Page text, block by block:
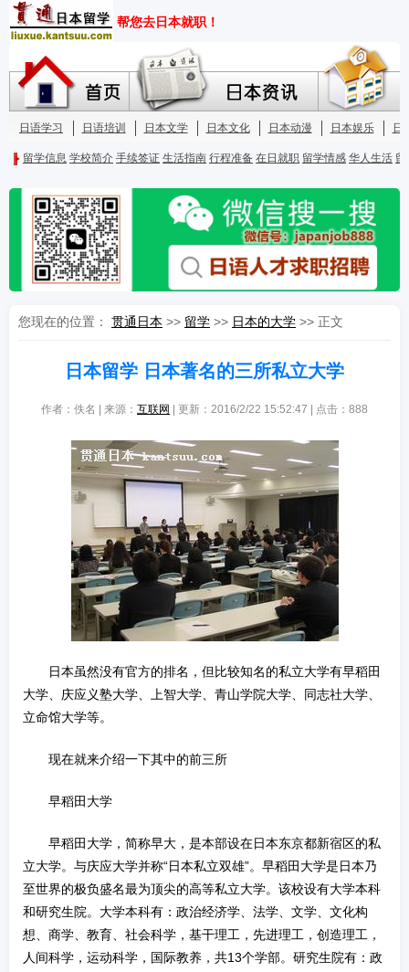
您现在的位置： 贯通日本 >> 留学 >> 日本的大学 >> 正文
日本留学 日本著名的三所私立大学
作者：佚名 | 来源： 互联网 | 更新：2016/2/22 15:52:47 | 点击： 888
日本虽然没有官方的排名，但比较知名的私立大学有早稻田
大学、庆应义塾大学、上智大学、青山学院大学、同志社大学、
立命馆大学等。
现在就来介绍一下其中的前三所
早稻田大学
早稻田大学，简称早大，是本部设在日本东京都新宿区的私
立大学。与庆应大学并称“日本私立双雄”。早稻田大学是日本乃
至世界的极负盛名最为顶尖的高等私立大学。该校设有大学本科
和研究生院。大学本科有：政治经济学、法学、文学、文化构
想、商学、教育、社会科学，基干理工，先进理工，创造理工，
人间科学，运动科学，国际教养，共13个学部。研究生院有：政